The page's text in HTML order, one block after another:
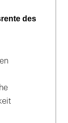
des